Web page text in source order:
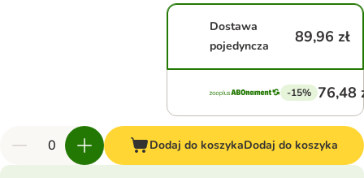
Dostawa
pojedyncza
89,96 zł
-15% 76,48
Dodaj do koszykaDodaj do koszyka